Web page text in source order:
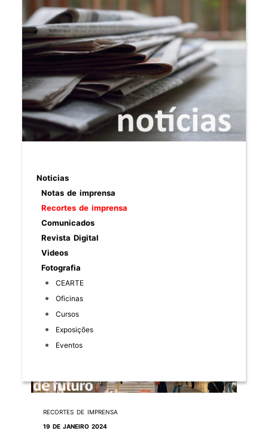
Noticias
Notas de imprensa
Recortes de imprensa
Comunicados
Revista Digital
Videos
Fotografia
CEARTE
Oficinas
Cursos
Exposições
Eventos
RECORTES DE IMPRENSA
01 DE MAIO 2025
projetar futuro do artesanato em
Abrantes, Constância e Sardoal
informação
RECORTES DE IMPRENSA
19 DE JANEIRO 2024